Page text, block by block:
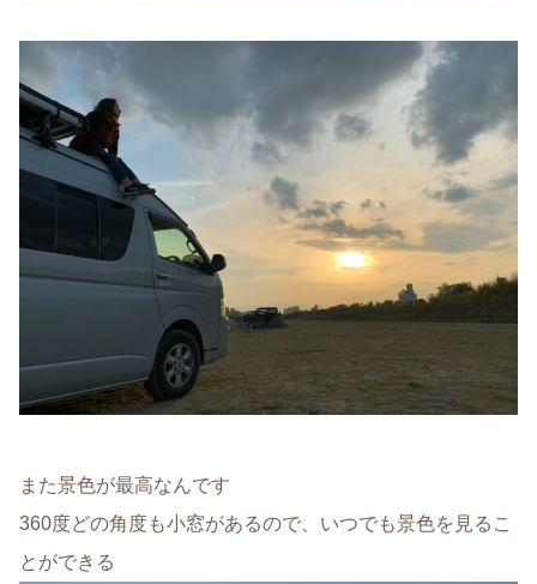
また景色が最高なんです
360度どの角度も小窓があるので、いつでも景色を見るこ
とができる